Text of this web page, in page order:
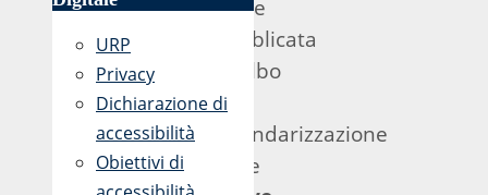
viene
pubblicata
all’albo
la
calendarizzazione
delle
URP
Privacy
Dichiarazione di
accessibilità
Obiettivi di